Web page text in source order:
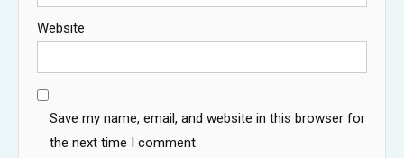
Website
Save my name, email, and website in this browser for
the next time I comment.